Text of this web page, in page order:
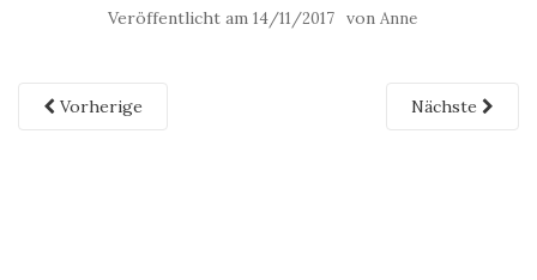
Veröffentlicht am 14/11/2017 von Anne
Vorherige Nächste